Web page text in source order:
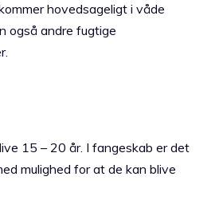
hovedsageligt i våde
også andre fugtige
15 – 20 år. I fangeskab er det
mulighed for at de kan blive